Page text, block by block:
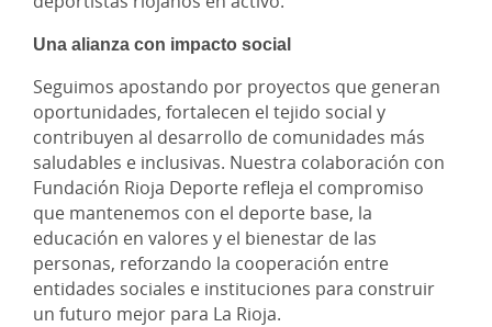
Una alianza con impacto social
Seguimos apostando por proyectos que generan
oportunidades, fortalecen el tejido social y
contribuyen al desarrollo de comunidades más
saludables e inclusivas. Nuestra colaboración con
Fundación Rioja Deporte refleja el compromiso
que mantenemos con el deporte base, la
educación en valores y el bienestar de las
personas, reforzando la cooperación entre
entidades sociales e instituciones para construir
un futuro mejor para La Rioja.